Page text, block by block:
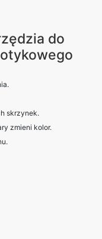
do
skrzynek.
zmieni kolor.